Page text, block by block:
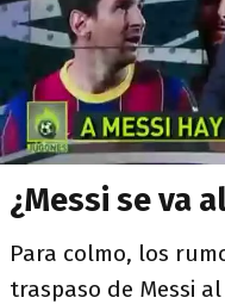
¿Messi se va
Para colmo, los
traspaso de Messi